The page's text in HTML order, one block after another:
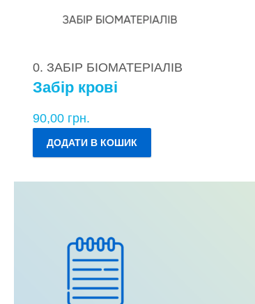
0. ЗАБІР БІОМАТЕРІАЛІВ
Забір крові
90,00 грн.
ДОДАТИ В КОШИК